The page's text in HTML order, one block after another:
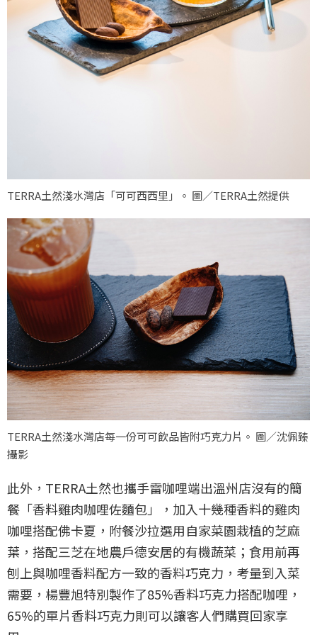
TERRA土然淺水灣店「可可西西里」。 圖／TERRA土然提供
TERRA土然淺水灣店每一份可可飲品皆附巧克力片。 圖／沈佩臻
攝影
此外，TERRA土然也攜手雷咖哩端出溫州店沒有的簡
餐「香料雞肉咖哩佐麵包」，加入十幾種香料的雞肉
咖哩搭配佛卡夏，附餐沙拉選用自家菜園栽植的芝麻
葉，搭配三芝在地農戶德安居的有機蔬菜；食用前再
刨上與咖哩香料配方一致的香料巧克力，考量到入菜
需要，楊豐旭特別製作了85%香料巧克力搭配咖哩，
65%的單片香料巧克力則可以讓客人們購買回家享